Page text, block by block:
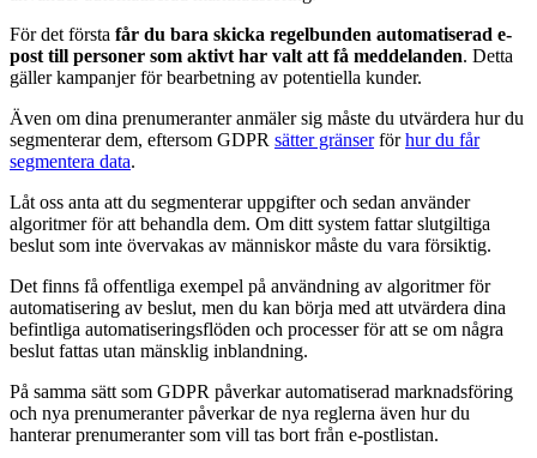
För det första får du bara skicka regelbunden automatiserad e-
post till personer som aktivt har valt att få meddelanden. Detta
gäller kampanjer för bearbetning av potentiella kunder.
Även om dina prenumeranter anmäler sig måste du utvärdera hur du
segmenterar dem, eftersom GDPR sätter gränserförhur du får
segmentera data.
Låt oss anta att du segmenterar uppgifter och sedan använder
algoritmer för att behandla dem. Om ditt system fattar slutgiltiga
beslut som inte övervakas av människor måste du vara försiktig.
Det finns få offentliga exempel på användning av algoritmer för
automatisering av beslut, men du kan börja med att utvärdera dina
befintliga automatiseringsflöden och processer för att se om några
beslut fattas utan mänsklig inblandning.
På samma sätt som GDPR påverkar automatiserad marknadsföring
och nya prenumeranter påverkar de nya reglerna även hur du
hanterar prenumeranter som vill tas bort från e-postlistan.